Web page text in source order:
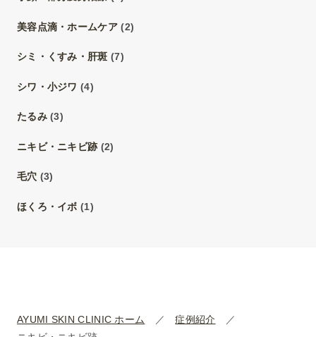
美容点滴・ホームケア (2)
シミ・くすみ・肝斑 (7)
シワ・小ジワ (4)
たるみ(3)
ニキビ・ニキビ跡(2)
毛穴 (3)
ほくろ・イボ (1)
AYUMI SKIN CLINIC ホーム
症例紹介